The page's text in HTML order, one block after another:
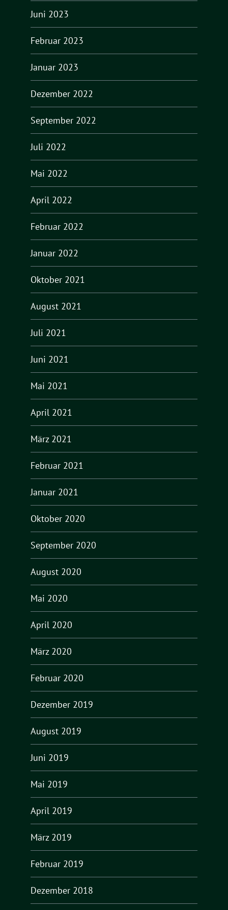
Juni 2023
Februar 2023
Januar 2023
Dezember 2022
September 2022
Juli 2022
Mai 2022
April 2022
Februar 2022
Januar 2022
Oktober 2021
August 2021
Juli 2021
Juni 2021
Mai 2021
April 2021
März 2021
Februar 2021
Januar 2021
Oktober 2020
September 2020
August 2020
Mai 2020
April 2020
März 2020
Februar 2020
Dezember 2019
August 2019
Juni 2019
Mai 2019
April 2019
März 2019
Februar 2019
Dezember 2018